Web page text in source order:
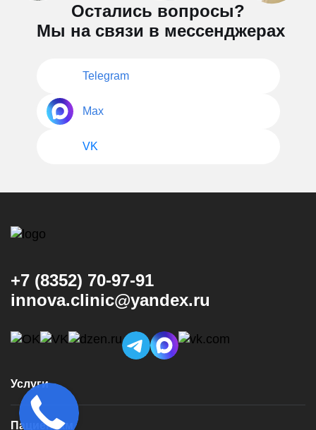
Остались вопросы?
Мы на связи в мессенджерах
Telegram
Max
VK
+7 (8352) 70-97-91
innova.clinic@yandex.ru
Услуги
Консультация и диагностика
Пациентам